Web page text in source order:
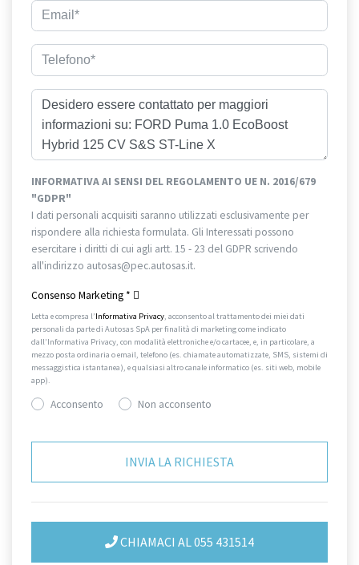
INFORMATIVA AI SENSI DEL REGOLAMENTO UE N. 2016/679
"GDPR"
I dati personali acquisiti saranno utilizzati esclusivamente per
rispondere alla richiesta formulata. Gli Interessati possono
esercitare i diritti di cui agli artt. 15 - 23 del GDPR scrivendo
all'indirizzo autosas@pec.autosas.it.
Consenso Marketing *
Letta e compresa l’Informativa Privacy, acconsento al trattamento dei miei dati
personali da parte di Autosas SpA per finalità di marketing come indicato
dall’Informativa Privacy, con modalità elettroniche e/o cartacee, e, in particolare, a
mezzo posta ordinaria o email, telefono (es. chiamate automatizzate, SMS, sistemi di
messaggistica istantanea), e qualsiasi altro canale informatico (es. siti web, mobile
app).
Acconsento Non acconsento
CHIAMACI AL 055 431514